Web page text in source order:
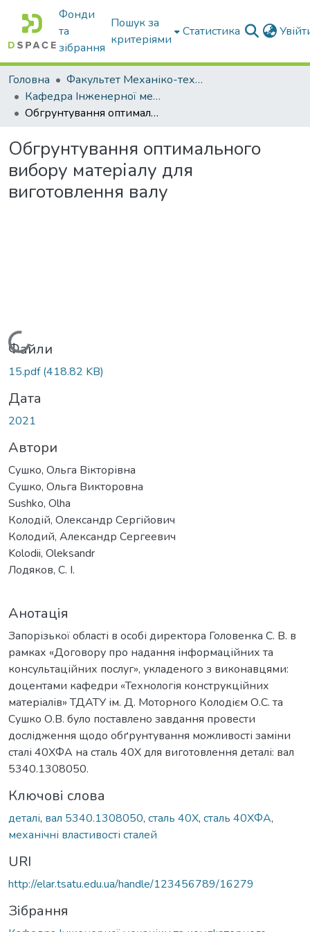
Фонди
та
зібрання
Пошук за
критеріями
Статистика
Головна
Факультет Механіко-технологічний
Кафедра Інженерної механіки та комп'ютерного проектування
Обгрунтування оптимального вибору матеріалу для виготовлення валу
Обгрунтування оптимального
вибору матеріалу для
виготовлення валу
Вантажиться...
Файли
15.pdf(418.82 KB)
Дата
2021
Автори
Сушко, Ольга Вікторівна
Сушко, Ольга Викторовна
Sushko, Olha
Колодій, Олександр Сергійович
Колодий, Александр Сергеевич
Kolodii, Oleksandr
Лодяков, С. І.
Анотація
Запорізької області в особі директора Головенка С. В. в
рамках «Договору про надання інформаційних та
консультаційних послуг», укладеного з виконавцями:
доцентами кафедри «Технологія конструкційних
матеріалів» ТДАТУ ім. Д. Моторного Колодієм О.С. та
Сушко О.В. було поставлено завдання провести
дослідження щодо обґрунтування можливості заміни
сталі 40ХФА на сталь 40Х для виготовлення деталі: вал
5340.1308050.
Ключові слова
деталі, вал 5340.1308050, сталь 40Х, сталь 40ХФА,
механічні властивості сталей
URI
http://elar.tsatu.edu.ua/handle/123456789/16279
Зібрання